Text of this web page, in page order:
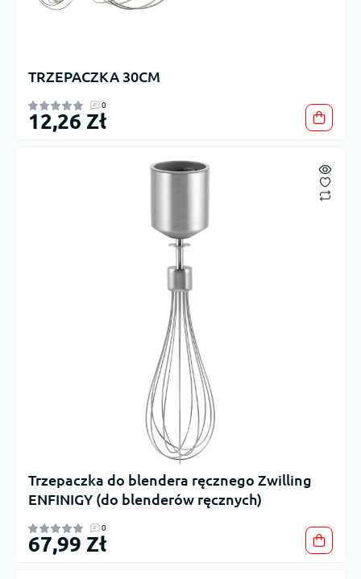
TRZEPACZKA 30CM
0
12,26 Zł
Trzepaczka do blendera ręcznego Zwilling
ENFINIGY (do blenderów ręcznych)
0
67,99 Zł